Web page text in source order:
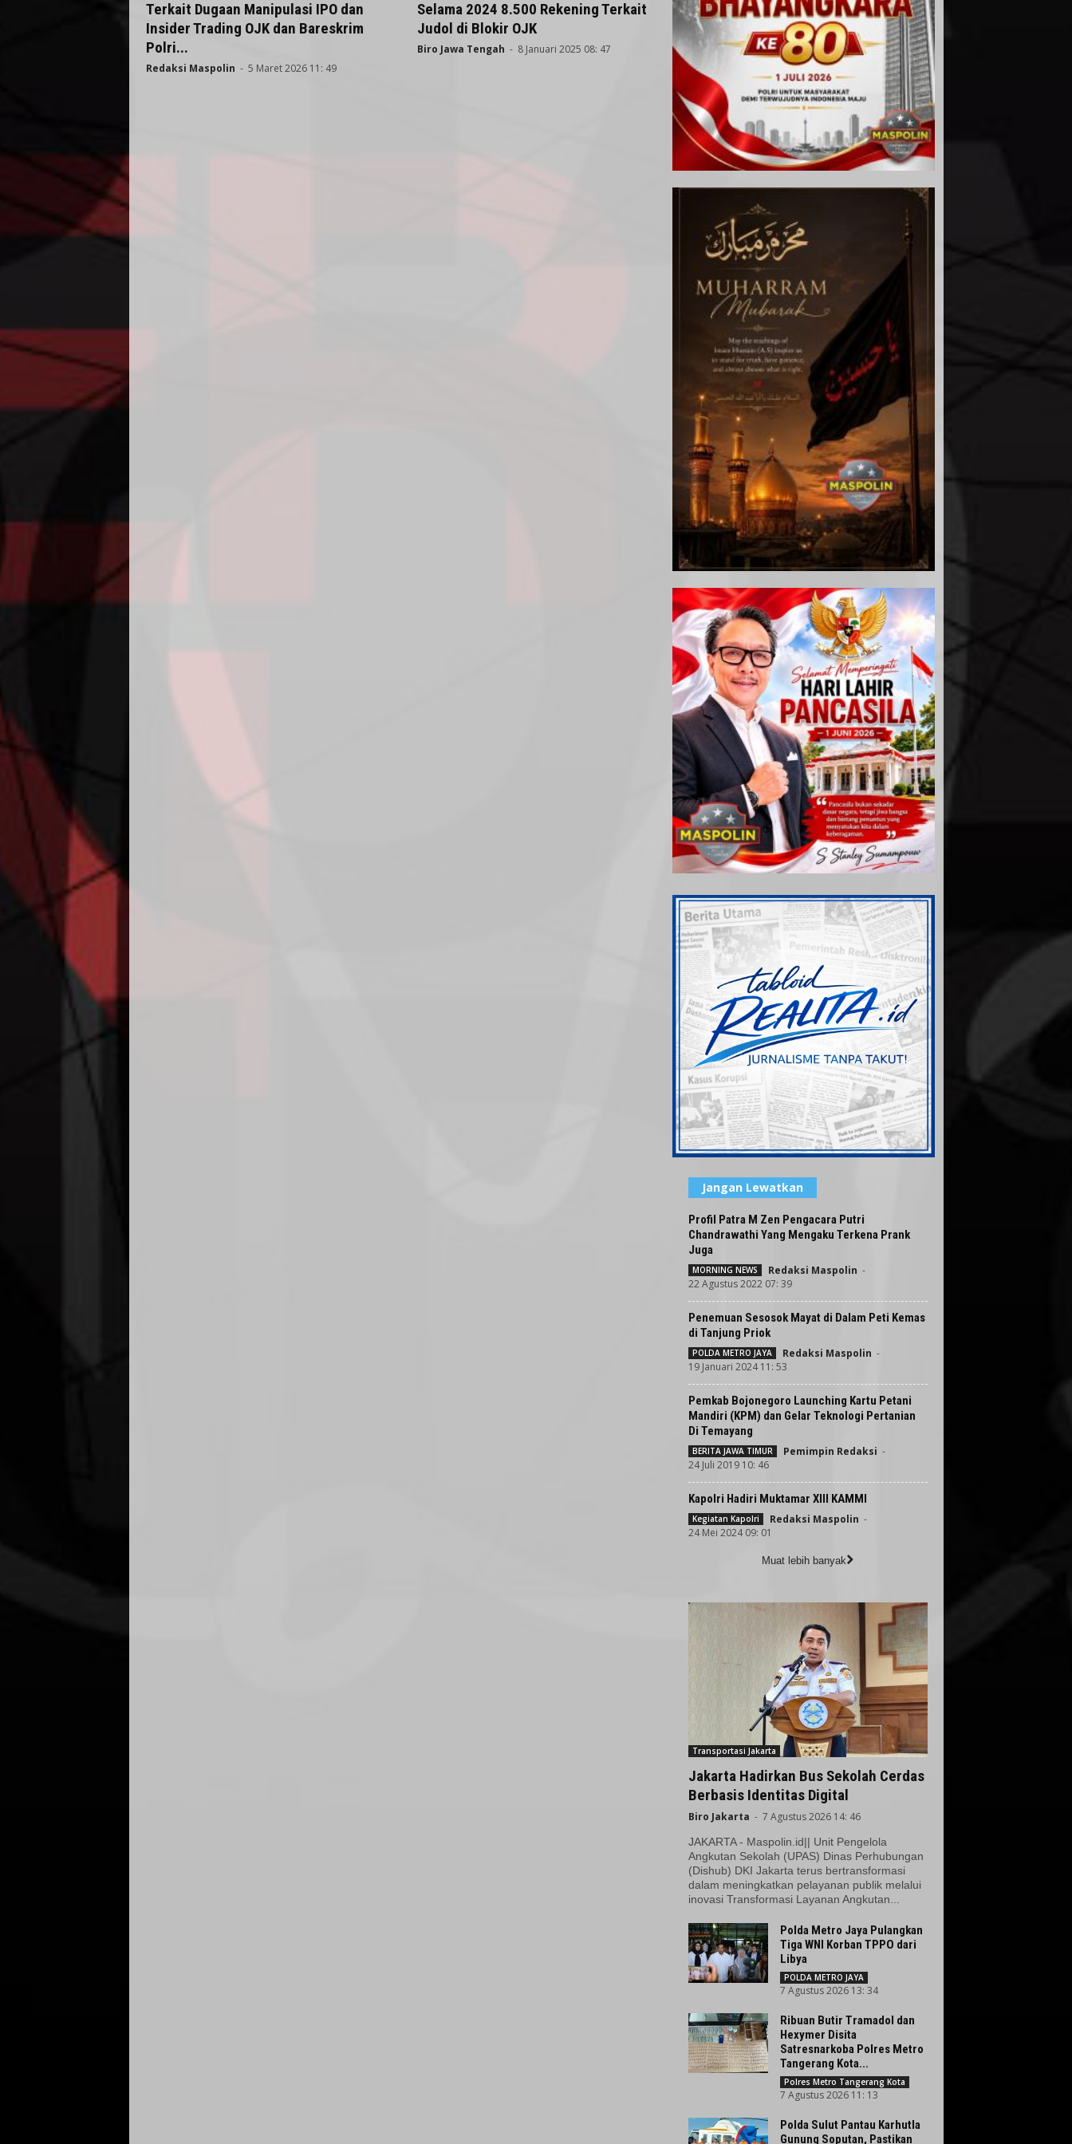
Terkait Dugaan Manipulasi IPO dan
Insider Trading OJK dan Bareskrim
Polri...
Redaksi Maspolin - 5 Maret 2026 11: 49
Selama 2024 8.500 Rekening Terkait
Judol di Blokir OJK
Biro Jawa Tengah - 8 Januari 2025 08: 47
Jangan Lewatkan
Profil Patra M Zen Pengacara Putri
Chandrawathi Yang Mengaku Terkena Prank
Juga
MORNING NEWS Redaksi Maspolin -
22 Agustus 2022 07: 39
Penemuan Sesosok Mayat di Dalam Peti Kemas
di Tanjung Priok
POLDA METRO JAYA Redaksi Maspolin -
19 Januari 2024 11: 53
Pemkab Bojonegoro Launching Kartu Petani
Mandiri (KPM) dan Gelar Teknologi Pertanian
Di Temayang
BERITA JAWA TIMUR Pemimpin Redaksi -
24 Juli 2019 10: 46
Kapolri Hadiri Muktamar XIII KAMMI
Kegiatan Kapolri Redaksi Maspolin -
24 Mei 2024 09: 01
Muat lebih banyak
Transportasi Jakarta
Jakarta Hadirkan Bus Sekolah Cerdas
Berbasis Identitas Digital
Biro Jakarta - 7 Agustus 2026 14: 46
JAKARTA - Maspolin.id|| Unit Pengelola
Angkutan Sekolah (UPAS) Dinas Perhubungan
(Dishub) DKI Jakarta terus bertransformasi
dalam meningkatkan pelayanan publik melalui
inovasi Transformasi Layanan Angkutan...
Polda Metro Jaya Pulangkan
Tiga WNI Korban TPPO dari
Libya
POLDA METRO JAYA
7 Agustus 2026 13: 34
Ribuan Butir Tramadol dan
Hexymer Disita
Satresnarkoba Polres Metro
Tangerang Kota...
Polres Metro Tangerang Kota
7 Agustus 2026 11: 13
Polda Sulut Pantau Karhutla
Gunung Soputan, Pastikan